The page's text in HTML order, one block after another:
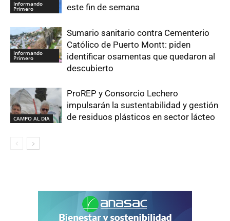
Informando
Primero
este fin de semana
Informando
Primero
Sumario sanitario contra Cementerio
Católico de Puerto Montt: piden
identificar osamentas que quedaron al
descubierto
CAMPO AL DIA
ProREP y Consorcio Lechero
impulsarán la sustentabilidad y gestión
de residuos plásticos en sector lácteo